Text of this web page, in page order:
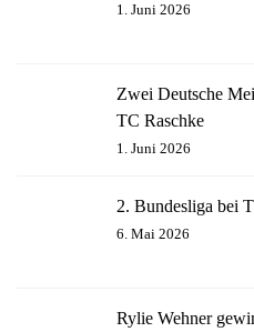
1. Juni 2026
Zwei Deutsche
TC Raschke
1. Juni 2026
2. Bundesliga bei
6. Mai 2026
Rylie Wehner